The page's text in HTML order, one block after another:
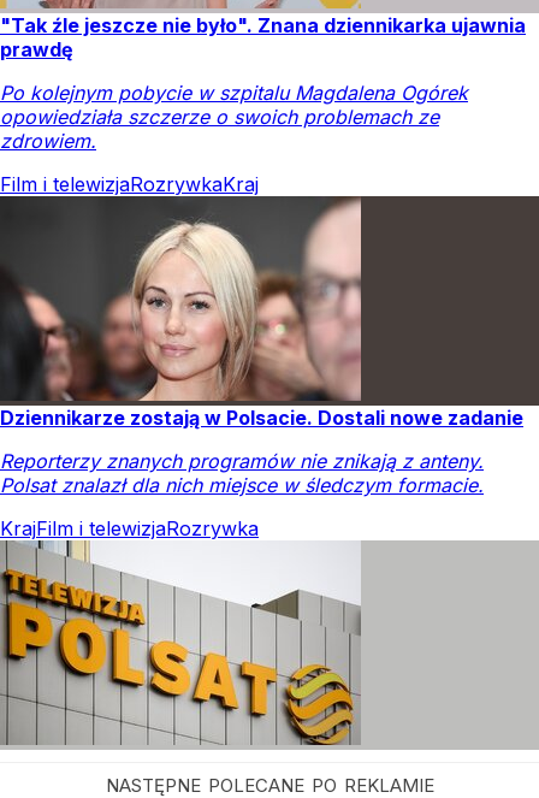
"Tak źle jeszcze nie było". Znana dziennikarka ujawnia
prawdę
Po kolejnym pobycie w szpitalu Magdalena Ogórek
opowiedziała szczerze o swoich problemach ze
zdrowiem.
Film i telewizjaRozrywkaKraj
Dziennikarze zostają w Polsacie. Dostali nowe zadanie
Reporterzy znanych programów nie znikają z anteny.
Polsat znalazł dla nich miejsce w śledczym formacie.
KrajFilm i telewizjaRozrywka